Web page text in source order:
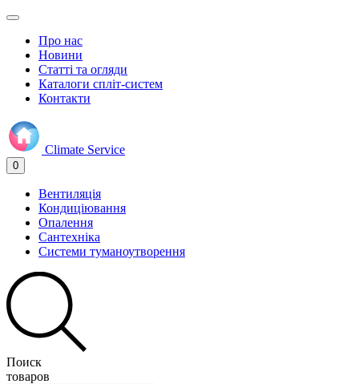
Про нас
Новини
Статті та огляди
Каталоги спліт-систем
Контакти
Climate Service
0
Вентиляція
Кондиціювання
Опалення
Сантехніка
Системи туманоутворення
Поиск
товаров